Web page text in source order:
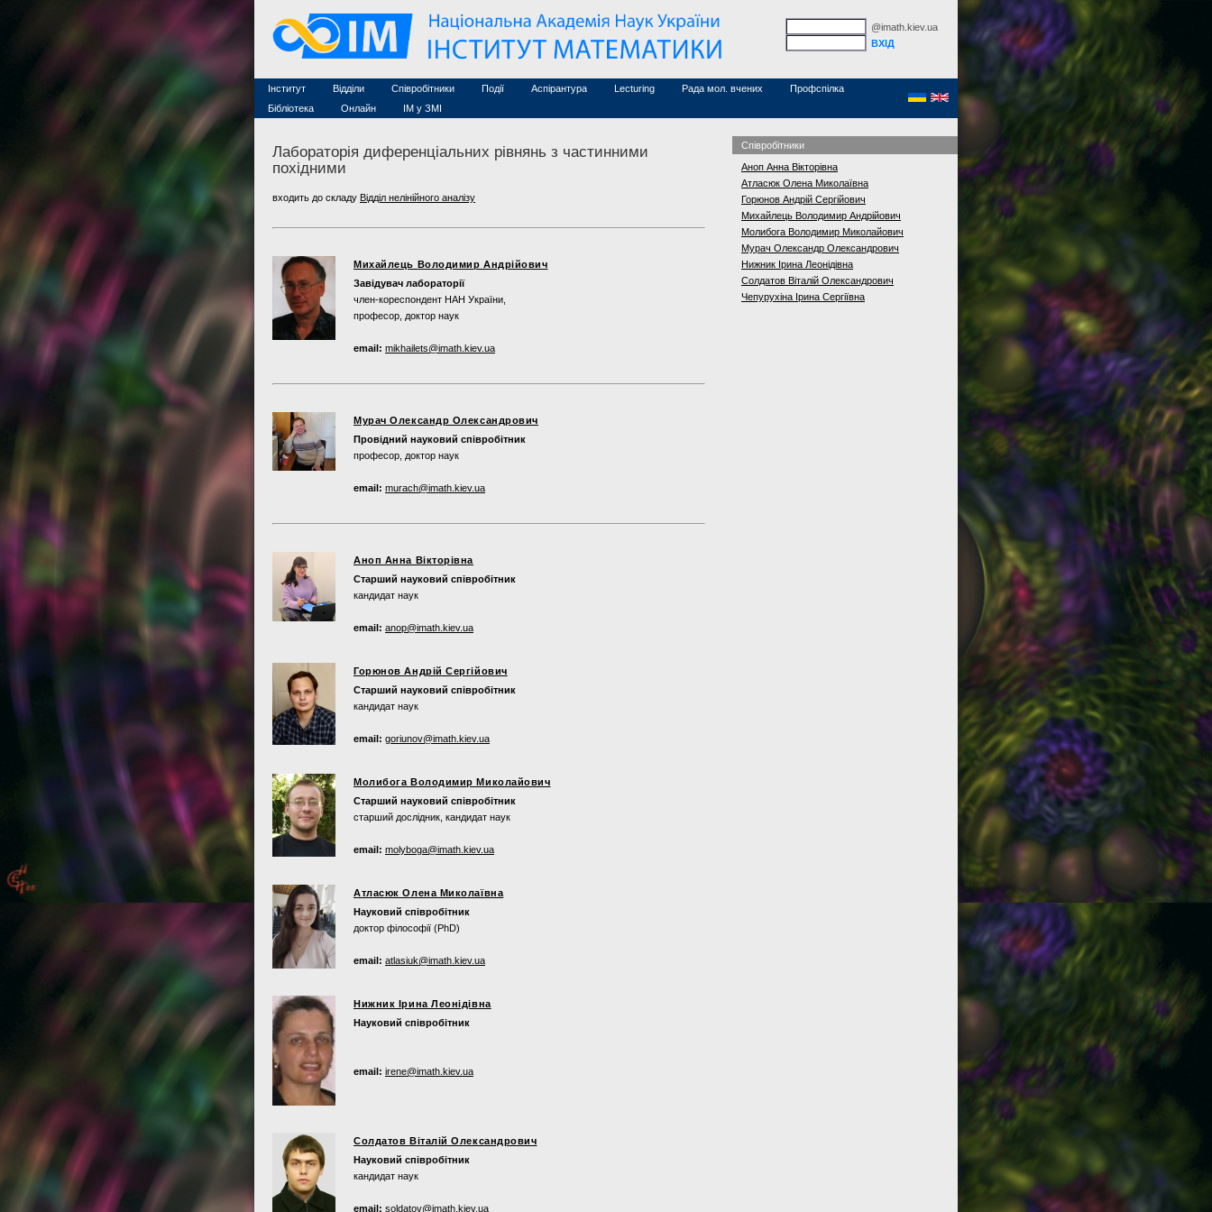
@imath.kiev.ua
Інститут
Конкурси на посади
Науково-організаційна робота
Відділи Співробітники
Асоційовані дослідники
Технічний персонал
Події
Конференції (архів)
Курси з математики
Аспірантура Lecturing Рада мол. вчених
Профспілка
Бібліотека
MathSciNet
Публікації
Онлайн
ІМ у ЗМІ
Лабораторія диференціальних рівнянь з частинними
похідними
входить до складу Відділ нелінійного аналізу
Михайлець Володимир Андрійович
Завідувач лабораторії
член-кореспондент НАН України,
професор, доктор наук
email: mikhailets@imath.kiev.ua
Мурач Олександр Олександрович
Провідний науковий співробітник
професор, доктор наук
email: murach@imath.kiev.ua
Аноп Анна Вікторівна
Старший науковий співробітник
кандидат наук
email: anop@imath.kiev.ua
Горюнов Андрій Сергійович
Старший науковий співробітник
кандидат наук
email: goriunov@imath.kiev.ua
Молибога Володимир Миколайович
Старший науковий співробітник
старший дослідник, кандидат наук
email: molyboga@imath.kiev.ua
Атласюк Олена Миколаївна
Науковий співробітник
доктор філософії (PhD)
email: atlasiuk@imath.kiev.ua
Нижник Ірина Леонідівна
Науковий співробітник
email: irene@imath.kiev.ua
Солдатов Віталій Олександрович
Науковий співробітник
кандидат наук
email: soldatov@imath.kiev.ua
Cпівробітники
Аноп Анна Вікторівна
Атласюк Олена Миколаївна
Горюнов Андрій Сергійович
Михайлець Володимир Андрійович
Молибога Володимир Миколайович
Мурач Олександр Олександрович
Нижник Ірина Леонідівна
Солдатов Віталій Олександрович
Чепурухіна Ірина Сергіївна